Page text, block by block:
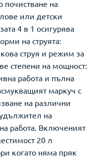
почистване на
или детски
4 в 1 осигурява
на струята:
струя и режим за
степени на мощност:
работа и пълна
маркуч с
на различни
на
работа. Включеният
20 л
когато няма пряк